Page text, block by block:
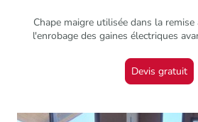
Chape maigre utilisée dans la
l'enrobage des gaines électriques
Devis gratuit